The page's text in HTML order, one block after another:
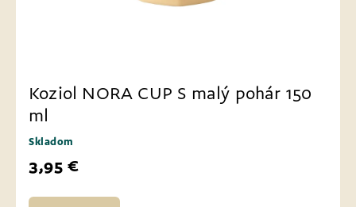
Koziol NORA CUP S malý pohár 150
ml
Skladom
3,95 €